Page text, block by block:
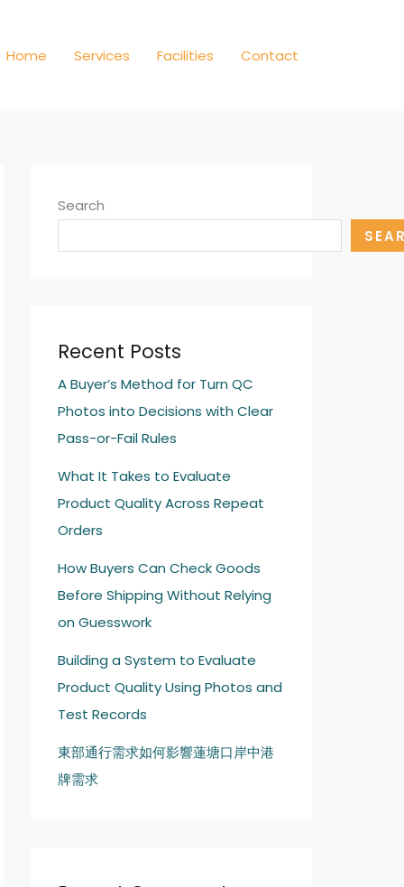
Home Services Facilities Contact
Search
Recent Posts
A Buyer’s Method for Turn QC
Photos into Decisions with Clear
Pass-or-Fail Rules
What It Takes to Evaluate
Product Quality Across Repeat
Orders
How Buyers Can Check Goods
Before Shipping Without Relying
on Guesswork
Building a System to Evaluate
Product Quality Using Photos and
Test Records
東部通行需求如何影響蓮塘口岸中港
牌需求